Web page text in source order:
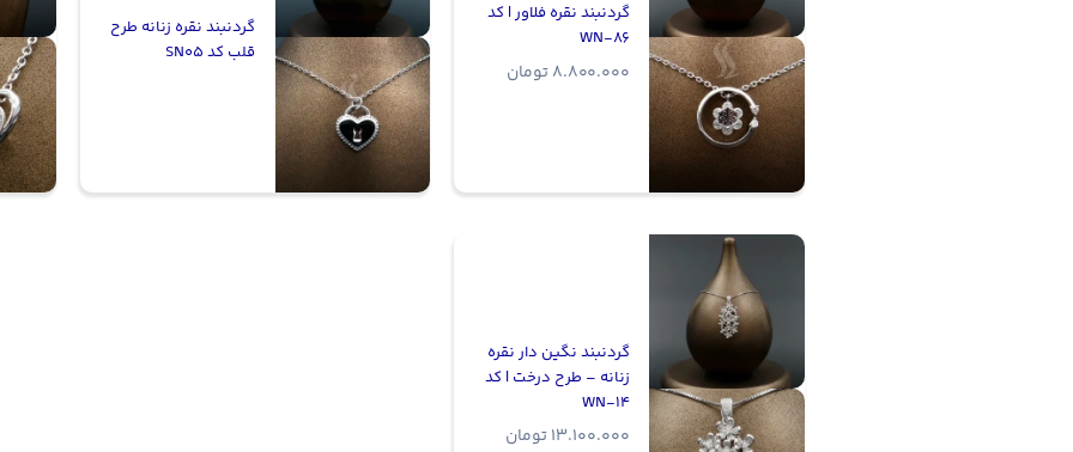
گردنبند نقره فلاور | کد
WN-86
8.800.000تومان
گردنبند نقره زنانه طرح
قلب کد SN05
گردنبند نگین دار نقره
زنانه – طرح درخت | کد
WN-14
13.100.000تومان